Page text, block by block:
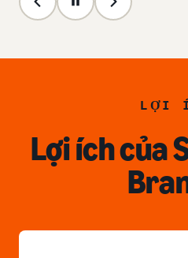
LỢI
Lợi ích của